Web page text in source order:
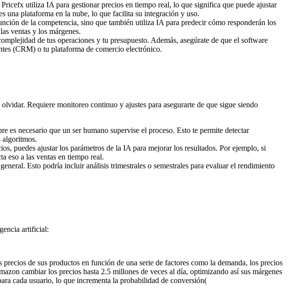
utiliza IA para gestionar precios en tiempo real, lo que significa que puede ajustar
una plataforma en la nube, lo que facilita su integración y uso.
de la competencia, sino que también utiliza IA para predecir cómo responderán los
ventas y los márgenes.
de tus operaciones y tu presupuesto. Además, asegúrate de que el software
(CRM) o tu plataforma de comercio electrónico.
Requiere monitoreo continuo y ajustes para asegurarte de que sigue siendo
es necesario que un ser humano supervise el proceso. Esto te permite detectar
algoritmos.
puedes ajustar los parámetros de la IA para mejorar los resultados. Por ejemplo, si
eso a las ventas en tiempo real.
Esto podría incluir análisis trimestrales o semestrales para evaluar el rendimiento
artificial:
de sus productos en función de una serie de factores como la demanda, los precios
cambiar los precios hasta 2.5 millones de veces al día, optimizando así sus márgenes
cada usuario, lo que incrementa la probabilidad de conversión​(